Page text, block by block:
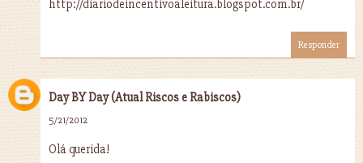
http://diariodeincentivoaleitura.blogspot.com.br/
Responder
Day BY Day (Atual Riscos e Rabiscos)
5/21/2012
Olá querida!